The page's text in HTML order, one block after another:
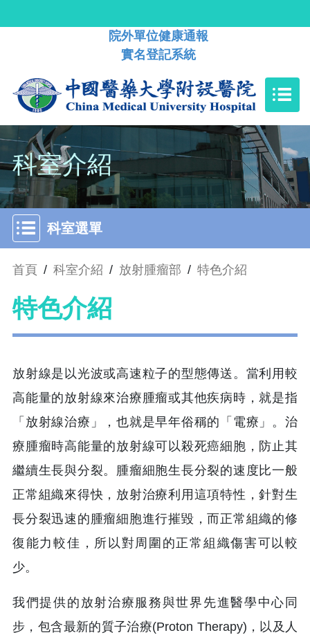
院外單位健康通報
實名登記系統
科室介紹
科室選單
首頁 / 科室介紹 / 放射腫瘤部 / 特色介紹
特色介紹
放射線是以光波或高速粒子的型態傳送。當利用較
高能量的放射線來治療腫瘤或其他疾病時，就是指
「放射線治療」，也就是早年俗稱的「電療」。治
療腫瘤時高能量的放射線可以殺死癌細胞，防止其
繼續生長與分裂。腫瘤細胞生長分裂的速度比一般
正常組織來得快，放射治療利用這項特性，針對生
長分裂迅速的腫瘤細胞進行摧毀，而正常組織的修
復能力較佳，所以對周圍的正常組織傷害可以較
少。
我們提供的放射治療服務與世界先進醫學中心同
步，包含最新的質子治療(Proton Therapy)，以及人